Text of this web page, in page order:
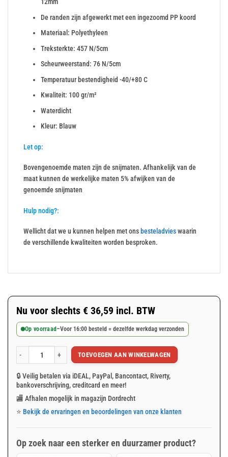
12mm
De randen zijn afgewerkt met een ingezoomd PP koord
Materiaal: Polyethyleen
Treksterkte: 457 N/5cm
Scheurweerstand: 76 N/5cm
Temperatuur bestendigheid -40/+80 C
Kwaliteit: 100 gr/m²
Waterdicht
Kleur: Blauw
Let op:
Bovengenoemde maten zijn de snijmaten. Afhankelijk van de
maat kunnen de werkelijke maten 5% afwijken van de
genoemde snijmaten
Hulp nodig?:
Wellicht dat we u kunnen helpen met ons besteladvieswaarin
de verschillende kwaliteiten worden besproken.
Nu voor slechts € 36,59 incl. BTW
Op voorraad –Voor 16:00 besteld = dezelfde werkdag verzonden
Blauw afdekzeil 6x10m 100gr/m² aantalTOEVOEGEN AAN WINKELWAGEN
🔒 Veilig betalen via iDEAL, PayPal, Bancontact, Riverty,
bankoverschrijving, creditcard en meer!
🏬 Afhalen mogelijk in magazijn Dordrecht
⭐ Bekijk de ervaringen en beoordelingen van onze klanten
Op zoek naar een sterker en duurzamer product?